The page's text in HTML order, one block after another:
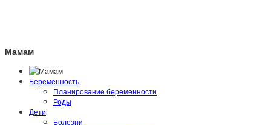
Мамам
Беременность
Планирование беременности
Роды
Дети
Болезни